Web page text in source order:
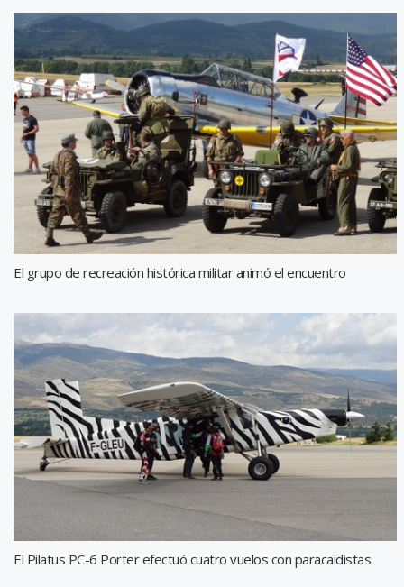
El grupo de recreación histórica militar animó el encuentro
El Pilatus PC-6 Porter efectuó cuatro vuelos con paracaidistas